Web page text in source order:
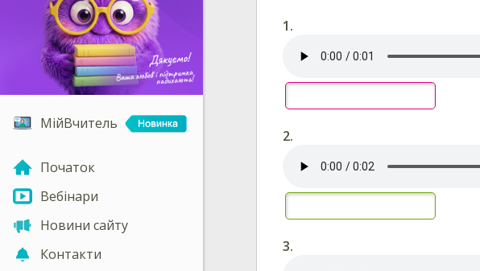
МійВчитель
Початок
Вебінари
Новини сайту
Контакти
1.
2.
3.